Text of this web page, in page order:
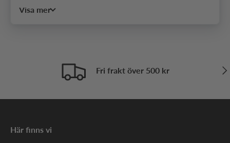
blyertsspets (t.ex. 9H) måste vara för att lämna en
Vilka typer av skärmskydd
finns och vad skiljer dem åt?
av skärmskydd är härdat glas, skärmskyddsfilm,
Visa mer
Fri frakt över 500 kr
Här finns vi